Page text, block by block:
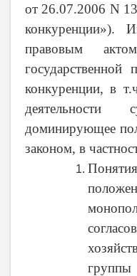
от 26.07.2006 N
конкуренции»).
правовым
конкуренции, в
деятельности
доминирующее
законом, в